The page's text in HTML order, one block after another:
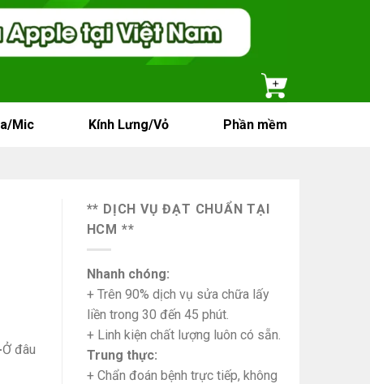
Mic Kính Lưng/Vỏ Phần mềm
Ở đâu
** DỊCH VỤ ĐẠT CHUẨN TẠI
HCM **
Nhanh chóng:
+ Trên 90% dịch vụ sửa chữa lấy
liền trong 30 đến 45 phút.
+ Linh kiện chất lượng luôn có sẵn.
Trung thực:
+ Chẩn đoán bệnh trực tiếp, không